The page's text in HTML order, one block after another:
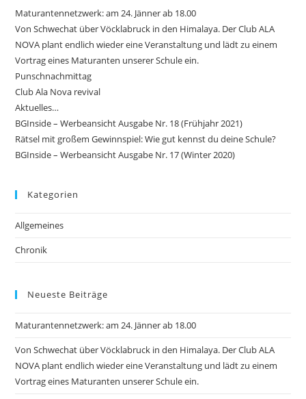
Maturantennetzwerk: am 24. Jänner ab 18.00
Von Schwechat über Vöcklabruck in den Himalaya. Der Club ALA
NOVA plant endlich wieder eine Veranstaltung und lädt zu einem
Vortrag eines Maturanten unserer Schule ein.
Punschnachmittag
Club Ala Nova revival
Aktuelles…
BGInside – Werbeansicht Ausgabe Nr. 18 (Frühjahr 2021)
Rätsel mit großem Gewinnspiel: Wie gut kennst du deine Schule?
BGInside – Werbeansicht Ausgabe Nr. 17 (Winter 2020)
Kategorien
Allgemeines
Chronik
Neueste Beiträge
Maturantennetzwerk: am 24. Jänner ab 18.00
Von Schwechat über Vöcklabruck in den Himalaya. Der Club ALA
NOVA plant endlich wieder eine Veranstaltung und lädt zu einem
Vortrag eines Maturanten unserer Schule ein.